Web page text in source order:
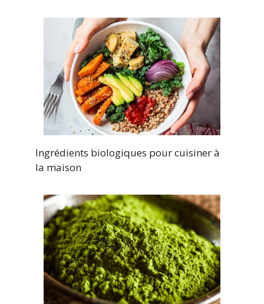
Ingrédients biologiques pour cuisiner à
la maison